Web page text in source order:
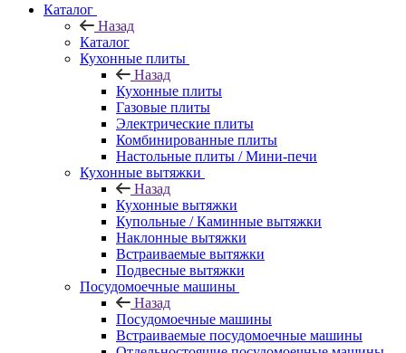
Каталог
Назад
Каталог
Кухонные плиты
Назад
Кухонные плиты
Газовые плиты
Электрические плиты
Комбинированные плиты
Настольные плиты / Мини-печи
Кухонные вытяжки
Назад
Кухонные вытяжки
Купольные / Каминные вытяжки
Наклонные вытяжки
Встраиваемые вытяжки
Подвесные вытяжки
Посудомоечные машины
Назад
Посудомоечные машины
Встраиваемые посудомоечные машины